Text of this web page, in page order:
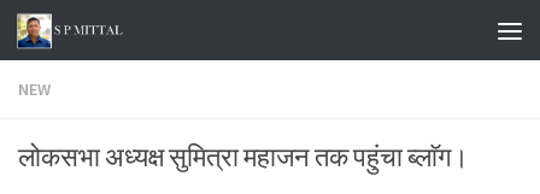
Skip to content
NEW
लोकसभा अध्यक्ष सुमित्रा महाजन तक पहुंचा ब्लाॅग।